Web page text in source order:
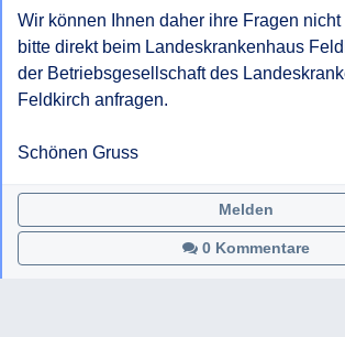
Wir können Ihnen daher ihre Fragen
bitte direkt beim Landeskrankenhaus
der Betriebsgesellschaft des
Feldkirch anfragen.
Schönen Gruss
0 Kommentare
Melden